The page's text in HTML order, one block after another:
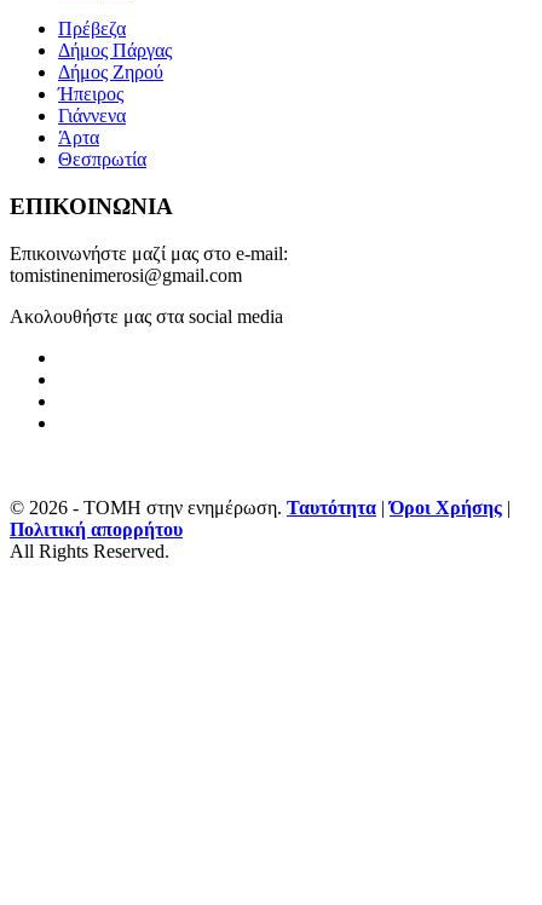
Πρέβεζα
Δήμος Πάργας
Δήμος Ζηρού
Ήπειρος
Γιάννενα
Άρτα
Θεσπρωτία
ΕΠΙΚΟΙΝΩΝΙΑ
Επικοινωνήστε μαζί μας στο e-mail:
tomistinenimerosi@gmail.com
Ακολουθήστε μας στα social media
© 2026 - ΤΟΜΗ στην ενημέρωση. Ταυτότητα |Όροι Χρήσης |
Πολιτική απορρήτου
All Rights Reserved.